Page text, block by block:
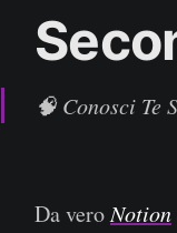
🧠 Conosci Te
Da veroNotion